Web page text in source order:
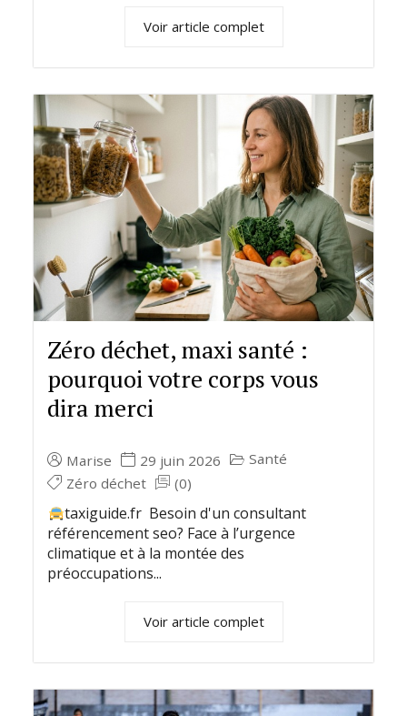
Voir article complet
Zéro déchet, maxi santé :
pourquoi votre corps vous
dira merci
Marise 29 juin 2026
Santé
Zéro déchet
(0)
taxiguide.fr Besoin d'un consultant
référencement seo? Face à l’urgence
climatique et à la montée des
préoccupations...
Voir article complet